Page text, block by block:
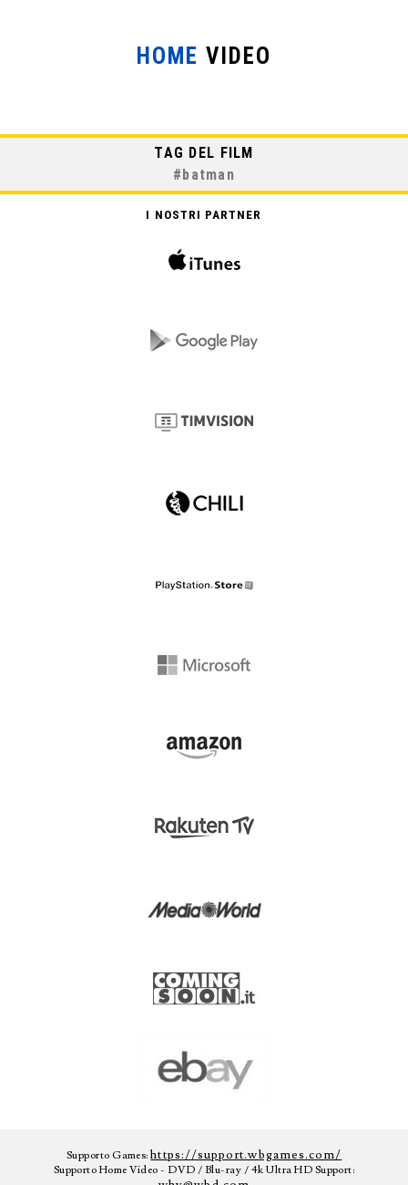
HOME VIDEO
TAG DEL FILM
# batman
I NOSTRI PARTNER
Supporto Games:https://support.wbgames.com/
Supporto Home Video - DVD / Blu-ray / 4k Ultra HD Support: